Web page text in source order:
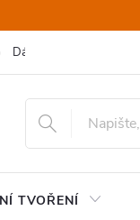
Dárkové poukazy
TVOŘENÍ